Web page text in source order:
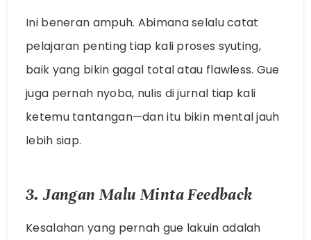
Ini beneran ampuh. Abimana selalu catat
pelajaran penting tiap kali proses syuting,
baik yang bikin gagal total atau flawless. Gue
juga pernah nyoba, nulis di jurnal tiap kali
ketemu tantangan—dan itu bikin mental jauh
lebih siap.
3. Jangan Malu Minta Feedback
Kesalahan yang pernah gue lakuin adalah